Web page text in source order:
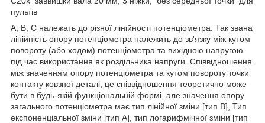
пультів
A, B, C належать до різної лінійності потенціометра. Так звана
лінійність опору потенціометра належить до зв'язку між кутом
повороту (або ходом) потенціометра та вихідною напругою
під час використання як роздільника напруги. Співвідношення
між значенням опору потенціометра та кутом повороту точки
контакту ковзної деталі, це співвідношення теоретично може
бути в будь-якій функціональній формі, але значення опору
загального потенціометра має тип лінійної зміни [тип B], Тип
експоненціальної зміни [тип A], тип логарифмічної зміни [тип